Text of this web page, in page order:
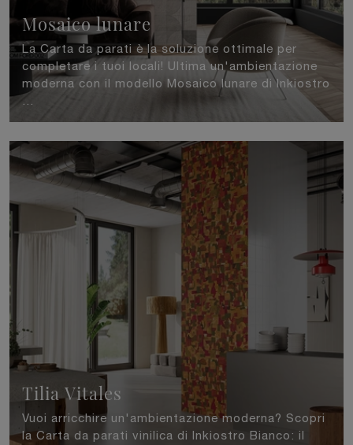
Mosaico lunare
La Carta da parati è la soluzione ottimale per
completare i tuoi locali! Ultima un'ambientazione
moderna con il modello Mosaico lunare di Inkiostro
...
Tilia Vitales
Vuoi arricchire un'ambientazione moderna? Scopri
la Carta da parati vinilica di Inkiostro Bianco: il